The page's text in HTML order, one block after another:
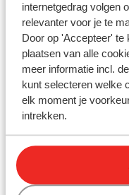
internetgedrag volgen
relevanter voor je te
Door op 'Accepteer' te
plaatsen van alle
meer informatie incl.
kunt selecteren welke
elk moment je
intrekken.
WhatsApp ons op
ons op hetzelfde
rekening met
Maandag t/m vrijdag:
Zaterdag: 10:00-17:00
Bekijk afwijkende